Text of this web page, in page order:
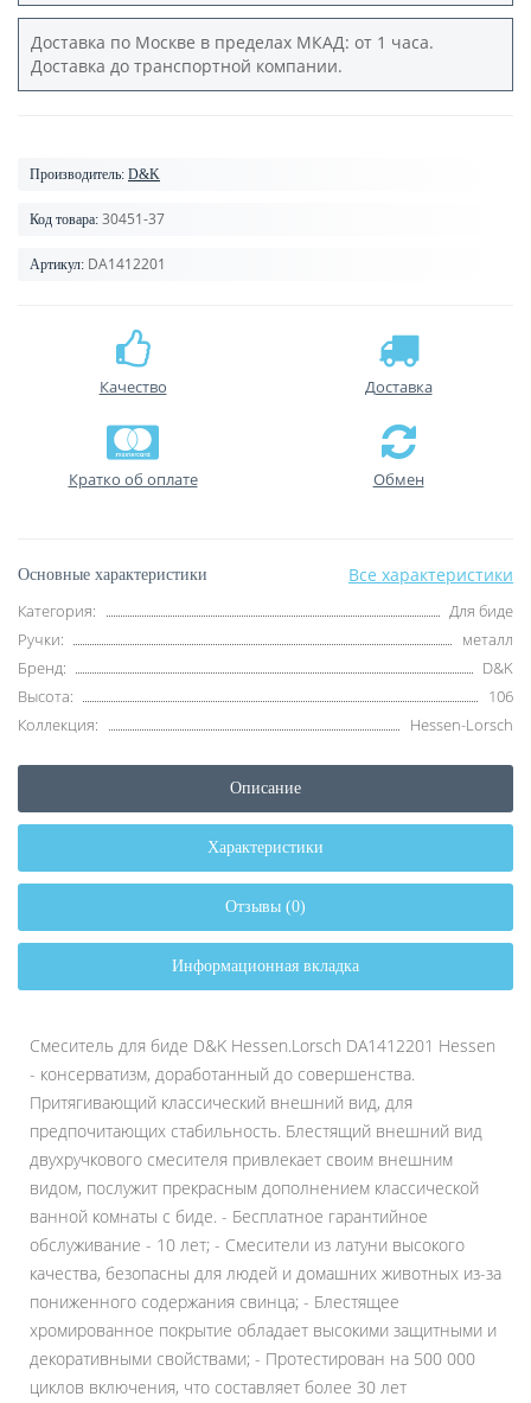
Доставка по Москве в пределах МКАД: от 1 часа.
Доставка до транспортной компании.
Производитель: D&K
Код товара: 30451-37
Артикул: DA1412201
Качество Доставка
Кратко об оплате Обмен
Основные характеристики Все характеристики
Категория:
Для биде
Ручки:
металл
Бренд:
D&K
Высота:
106
Коллекция:
Hessen-Lorsch
Описание
Характеристики
Отзывы (0)
Информационная вкладка
Смеситель для биде D&K Hessen.Lorsch DA1412201 Hessen
- консерватизм, доработанный до совершенства.
Притягивающий классический внешний вид, для
предпочитающих стабильность. Блестящий внешний вид
двухручкового смесителя привлекает своим внешним
видом, послужит прекрасным дополнением классической
ванной комнаты с биде. - Бесплатное гарантийное
обслуживание - 10 лет; - Смесители из латуни высокого
качества, безопасны для людей и домашних животных из-за
пониженного содержания свинца; - Блестящее
хромированное покрытие обладает высокими защитными и
декоративными свойствами; - Протестирован на 500 000
циклов включения, что составляет более 30 лет